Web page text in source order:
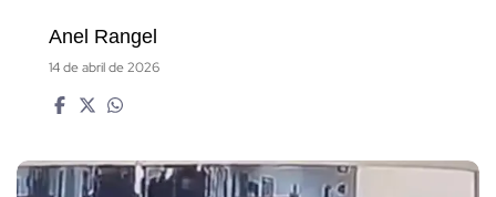
Anel Rangel
14 de abril de 2026